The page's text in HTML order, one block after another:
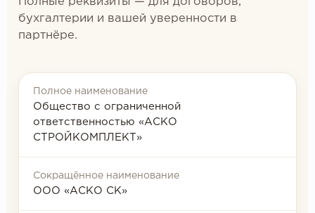
бухгалтерии и вашей уверенности в
партнёре.
Полное наименование
Общество с ограниченной
ответственностью «АСКО
СТРОЙКОМПЛЕКТ»
Сокращённое наименование
ООО «АСКО СК»